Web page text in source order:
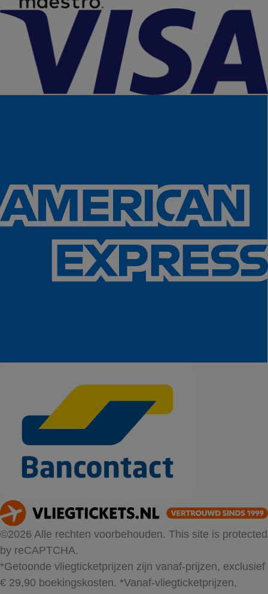
©2026 Alle rechten voorbehouden. This site is protected
by reCAPTCHA.
*Getoonde vliegticketprijzen zijn vanaf-prijzen, exclusief
€ 29,90 boekingskosten. *Vanaf-vliegticketprijzen,